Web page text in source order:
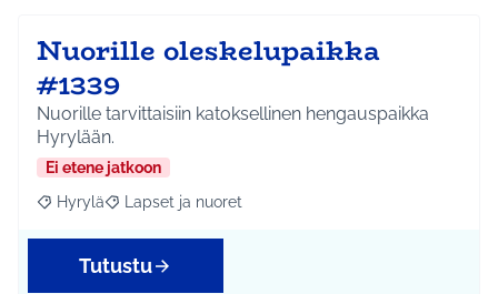
Nuorille oleskelupaikka
#1339
Nuorille tarvittaisiin katoksellinen hengauspaikka
Hyrylään.
Ei etene jatkoon
Rajaa tulokset aihepiirin mukaan: Hyrylä
Hyrylä Rajaa tulokset teeman mukaan: Lapset ja nuoret
Lapset ja nuoret
Tutustu